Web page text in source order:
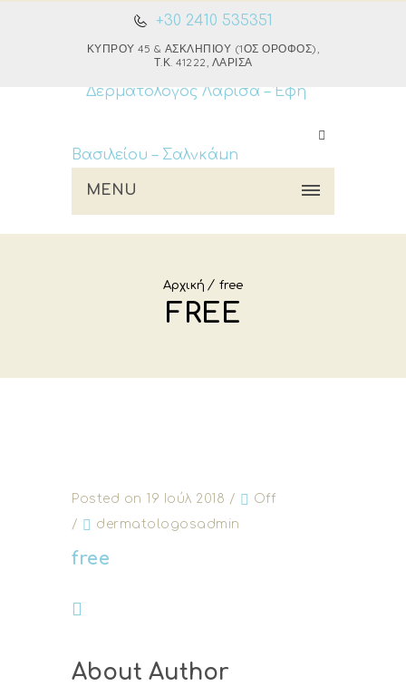
+30 2410 535351
ΚΎΠΡΟΥ 45 & ΑΣΚΛΗΠΙΟΎ (1ΟΣ ΌΡΟΦΟΣ),
Τ.Κ. 41222, ΛΆΡΙΣΑ
MENU
Αρχική free
FREE
Posted on 19 Ιούλ 2018 /
Off
/
dermatologosadmin
free
About Author